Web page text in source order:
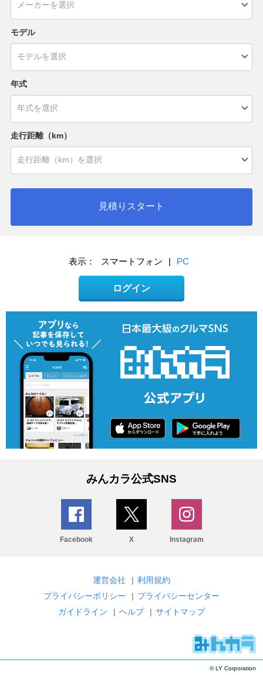
モデル
年式
走行距離（km）
見積りスタート
表示： スマートフォン | PC
ログイン
みんカラ公式SNS
Facebook X Instagram
運営会社 | 利用規約
プライバシーポリシー
| プライバシーセンター
ガイドライン
| ヘルプ | サイトマップ
© LY Corporation